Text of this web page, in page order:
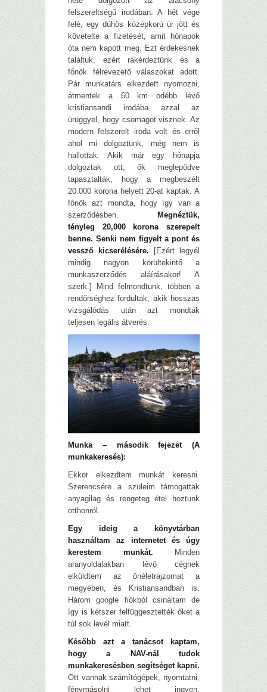
felszereltségű irodában. A hét vége
felé, egy dühös középkorú úr jött és
követelte a fizetését, amit hónapok
óta nem kapott meg. Ezt érdekesnek
találtuk, ezért rákérdeztünk és a
főnök félrevezető válaszokat adott.
Pár munkatárs elkezdett nyomozni,
átmentek a 60 km odébb lévő
kristiansandi irodába azzal az
ürüggyel, hogy csomagot visznek. Az
modern felszerelt iroda volt és erről
ahol mi dolgoztunk, még nem is
hallottak. Akik már egy hónapja
dolgoztak ott, ők meglepődve
tapasztalták, hogy a megbeszélt
20.000 korona helyett 20-at kaptak. A
főnök azt mondta, hogy így van a
szerződésben.
Megnéztük,
tényleg 20,000 korona szerepelt
benne. Senki nem figyelt a pont és
vessző kicserélésére. [Ezért legyél
mindig nagyon körültekintő a
munkaszerződés aláírásakor! A
szerk.] Mind felmondtunk, többen a
rendőrséghez fordultak, akik hosszas
vizsgálódás után azt mondták
teljesen legális átverés.
Munka – második fejezet (A
munkakeresés):
Ekkor elkezdtem munkát keresni.
Szerencsére a szüleim támogattak
anyagilag és rengeteg étel hoztunk
otthonról.
Egy ideig a könyvtárban
használtam az internetet és úgy
kerestem munkát. Minden
aranyoldalakban lévő cégnek
elküldtem az önéletrajzomat a
megyében, és Kristiansandban is.
Három google fiókból csináltam de
így is kétszer felfüggesztették őket a
túl sok levél miatt.
Később azt a tanácsot kaptam,
hogy a NAV-nál tudok
munkakeresésben segítséget kapni.
Ott vannak számítógépek, nyomtatni,
fénymásolni lehet ingyen.